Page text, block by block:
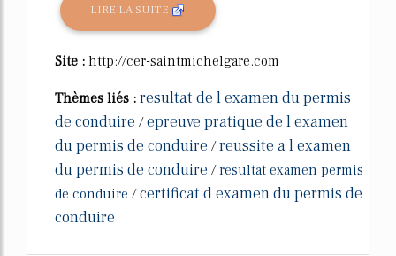
LIRE LA SUITE
Site : http://cer-saintmichelgare.com
Thèmes liés : resultat de l examen du permis
de conduire /epreuve pratique de l examen
du permis de conduire /reussite a l examen
du permis de conduire /resultat examen permis
de conduire /certificat d examen du permis de
conduire